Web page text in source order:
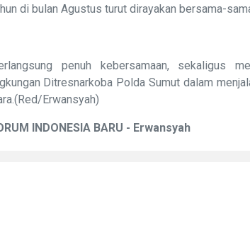
di bulan Agustus turut dirayakan bersama-
penuh kebersamaan, sekaligus
Ditresnarkoba Polda Sumut dalam
Erwansyah)
INDONESIA BARU - Erwansyah